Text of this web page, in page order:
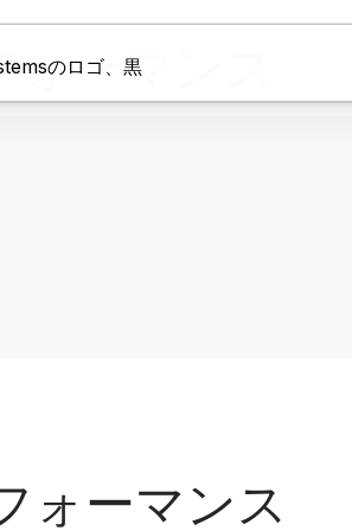
ーマンス
ォーマンス